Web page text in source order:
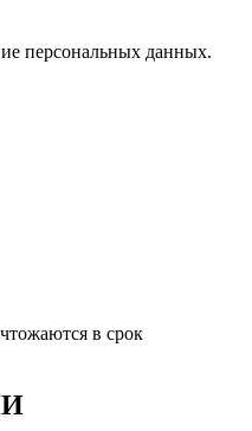
персональных данных.
в срок